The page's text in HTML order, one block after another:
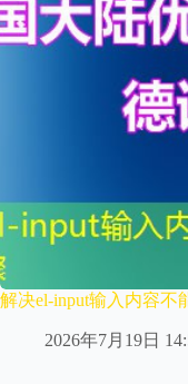
解决el-input输入内容不
2026年7月19日